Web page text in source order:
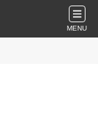
MENU